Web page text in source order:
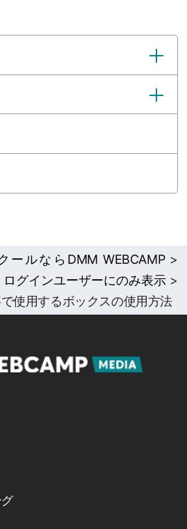
ールならDMM WEBCAMP>
ログインユーザーにのみ表示 >
使用するボックスの使用方法